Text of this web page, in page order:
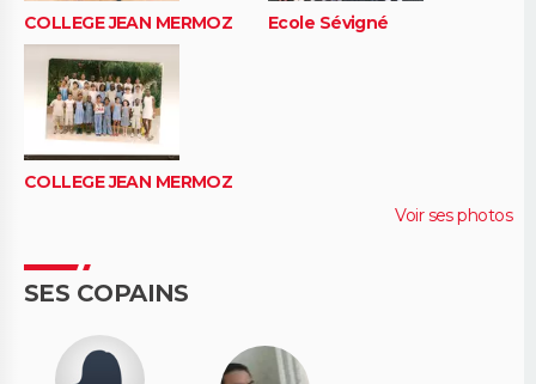
COLLEGE JEAN MERMOZ Ecole Sévigné
COLLEGE JEAN MERMOZ
Voir ses photos
SES COPAINS